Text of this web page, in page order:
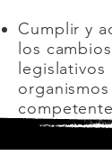
Cumplir y
los